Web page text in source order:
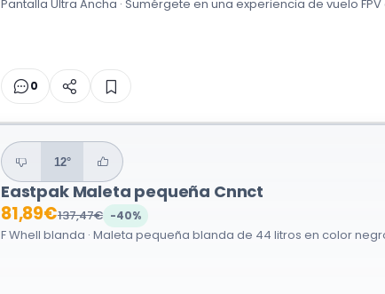
Pantalla Ultra Ancha · Sumérgete en una experiencia de vuelo
0
12°
Eastpak Maleta pequeña Cnnct
81,89€137,47€ -40%
F Whell blanda · Maleta pequeña blanda de 44 litros en color